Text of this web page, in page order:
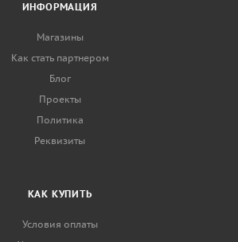
ИНФОРМАЦИЯ
Магазины
Как стать партнером
Блог
Проекты
Политика
Реквизиты
КАК КУПИТЬ
Условия оплаты